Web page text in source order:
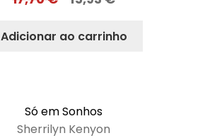
Adicionar ao carrinho
Só em Sonhos
Sherrilyn Kenyon